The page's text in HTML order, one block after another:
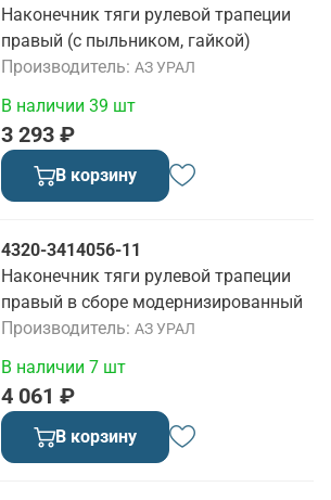
Наконечник тяги рулевой трапеции
правый (с пыльником, гайкой)
Производитель АЗ УРАЛ
3 293 ₽
В наличии 39 шт
В корзину
4320-3414056-11
Наконечник тяги рулевой трапеции
правый в сборе модернизированный
Производитель АЗ УРАЛ
4 061 ₽
В наличии 7 шт
В корзину